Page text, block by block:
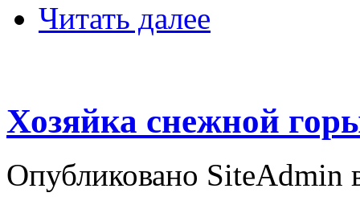
Читать далее
Хозяйка снежной
Опубликовано SiteAdmin